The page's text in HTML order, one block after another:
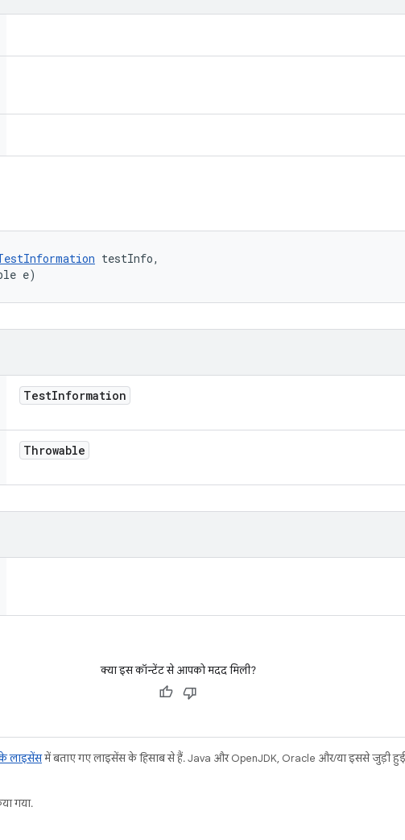
testInfo,
e)
TestInformation
Throwable
क्या इस कॉन्टेंट से आपको मदद मिली?
लाइसेंसमें बताए गए लाइसेंस के हिसाब से हैं. Java और OpenJDK, Oracle और/या इससे जुड़ी हुई
गया.